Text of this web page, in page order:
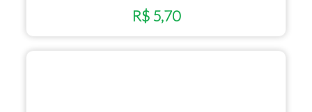
R$ 5,70